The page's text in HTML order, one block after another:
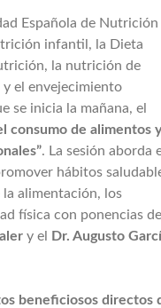
Española de Nutrición
infantil, la Dieta
la nutrición de
el envejecimiento
se inicia la mañana, el
consumo de alimentos y
. La sesión aborda
hábitos
la alimentación, los
física con ponencias
y el
Dr. Augusto
beneficiosos directos